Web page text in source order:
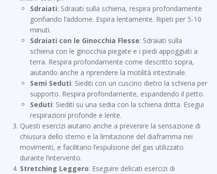
Sdraiati: Sdraiati sulla schiena, respira profondamente
gonfiando l’addome. Espira lentamente. Ripeti per 5-10
minuti.
Sdraiati con le Ginocchia Flesse: Sdraiati sulla
schiena con le ginocchia piegate e i piedi appoggiati a
terra. Respira profondamente come descritto sopra,
aiutando anche a riprendere la motilità intestinale.
Semi Seduti: Siediti con un cuscino dietro la schiena per
supporto. Respira profondamente, espandendo il petto.
Seduti: Siediti su una sedia con la schiena dritta. Esegui
respirazioni profonde e lente.
Questi esercizi aiutano anche a prevenire la sensazione di
chiusura dello sterno e la limitazione del diaframma nei
movimenti, e facilitano l’espulsione del gas utilizzato
durante l’intervento.
Stretching Leggero: Eseguire delicati esercizi di